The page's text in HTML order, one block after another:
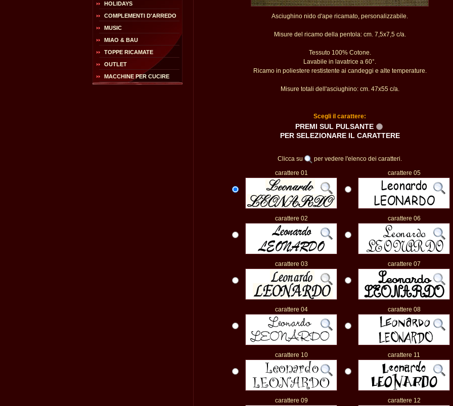
HOLIDAYS
COMPLEMENTI D'ARREDO
MUSIC
MIAO & BAU
TOPPE RICAMATE
OUTLET
MACCHINE PER CUCIRE
Asciughino nido d'ape ricamato, personalizzabile.
Misure del ricamo della pentola: cm. 7,5x7,5 c/a.
Tessuto 100% Cotone.
Lavabile in lavatrice a 60°.
Ricamo in poliestere restistente ai candeggi e alte temperature.
Misure totali dell'asciughino: cm. 47x55 c/a.
Scegli il carattere:
PREMI SUL PULSANTE
PER SELEZIONARE IL CARATTERE
Clicca su
per vedere l'elenco dei caratteri.
carattere 01
carattere 05
carattere 02 carattere 06
carattere 03 carattere 07
carattere 04 carattere 08
carattere 10 carattere 11
carattere 09 carattere 12